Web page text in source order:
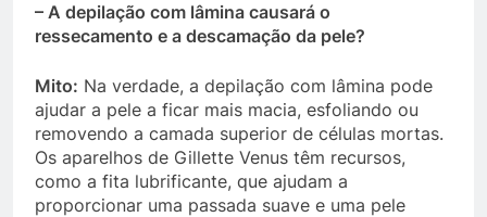
– A depilação com lâmina causará o
ressecamento e a descamação da pele?
Mito: Na verdade, a depilação com lâmina pode
ajudar a pele a ficar mais macia, esfoliando ou
removendo a camada superior de células mortas.
Os aparelhos de Gillette Venus têm recursos,
como a fita lubrificante, que ajudam a
proporcionar uma passada suave e uma pele